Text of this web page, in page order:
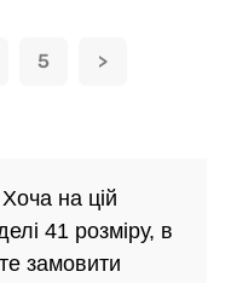
5 >
Хоча на цій
41 розміру, в
замовити